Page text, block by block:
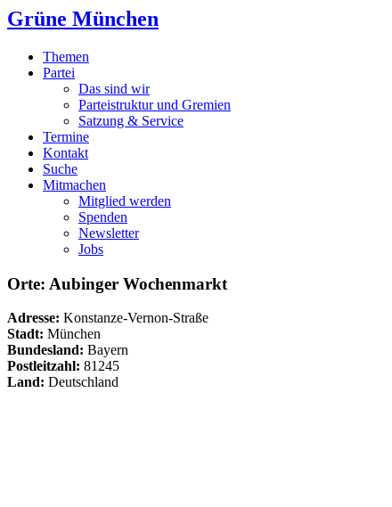
Grüne München
Themen
Partei
Das sind wir
Parteistruktur und Gremien
Satzung & Service
Termine
Kontakt
Suche
Mitmachen
Mitglied werden
Spenden
Newsletter
Jobs
Orte: Aubinger Wochenmarkt
Adresse: Konstanze-Vernon-Straße
Stadt: München
Bundesland: Bayern
Postleitzahl: 81245
Land: Deutschland